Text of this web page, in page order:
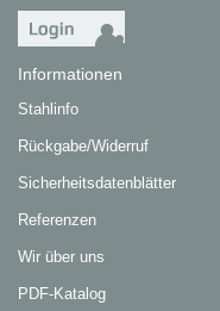
Informationen
Stahlinfo
Rückgabe/Widerruf
Sicherheitsdatenblätter
Referenzen
Wir über uns
PDF-Katalog